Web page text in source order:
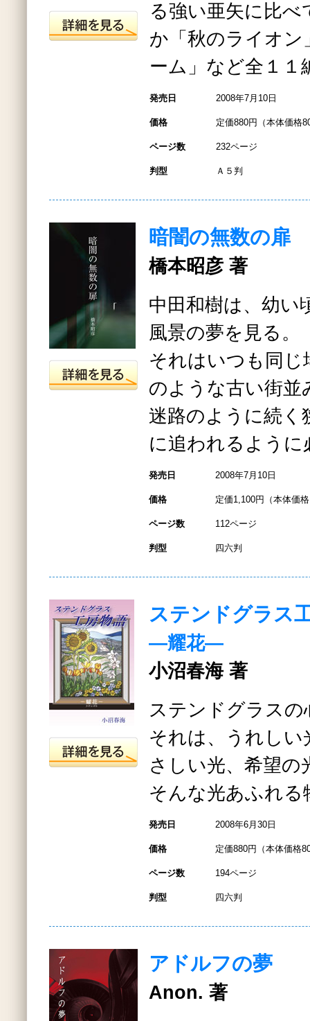
る強い亜矢に比
か「秋のライオン
ーム」など全１１
発売日 2008年7月10日
価格 定価880円（本体価格
ページ数 232ページ
判型 Ａ５判
暗闇の無数の扉
橋本昭彦 著
中田和樹は、幼い
風景の夢を見る。
それはいつも同
のような古い街並
迷路のように続く
に追われるよう
発売日 2008年7月10日
価格 定価1,100円（本体価
ページ数 112ページ
判型 四六判
ステンドグラス
―耀花―
小沼春海 著
ステンドグラス
それは、うれし
さしい光、希望の
そんな光あふれる
発売日 2008年6月30日
価格 定価880円（本体価格
ページ数 194ページ
判型 四六判
アドルフの夢
Anon. 著